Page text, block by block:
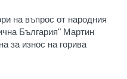
на въпрос от народния
България" Мартин
за износ на горива